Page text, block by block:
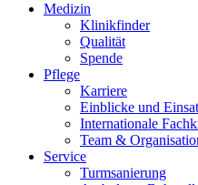
Medizin
Klinikfinder
Qualität
Spende
Pflege
Karriere
Einblicke und
Internationale
Team &
Service
Turmsanierung